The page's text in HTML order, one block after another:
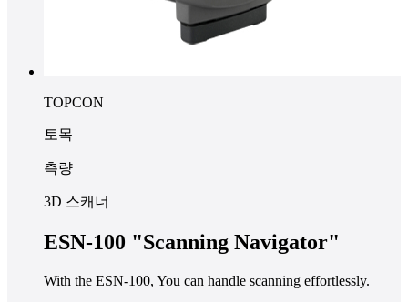
TOPCON
토목
측량
3D 스캐너
ESN-100 "Scanning Navigator"
With the ESN-100, You can handle scanning effortlessly.